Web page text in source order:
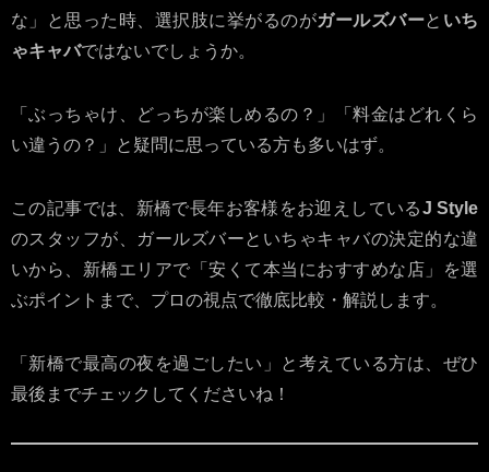
な」と思った時、選択肢に挙がるのがガールズバーと いち
ゃキャバではないでしょうか。
「ぶっちゃけ、どっちが楽しめるの？」「料金はどれくら
い違うの？」と疑問に思っている方も多いはず。
この記事では、新橋で長年お客様をお迎えしているJ Style
のスタッフが、ガールズバーといちゃキャバの決定的な違
いから、新橋エリアで「安くて本当におすすめな店」を選
ぶポイントまで、プロの視点で徹底比較・解説します。
「新橋で最高の夜を過ごしたい」と考えている方は、ぜひ
最後までチェックしてくださいね！